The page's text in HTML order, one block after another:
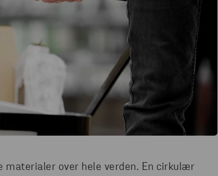
materialer over hele verden. En cirkulær